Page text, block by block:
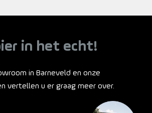
in het echt!
in Barneveld en onze
vertellen u er graag meer over.